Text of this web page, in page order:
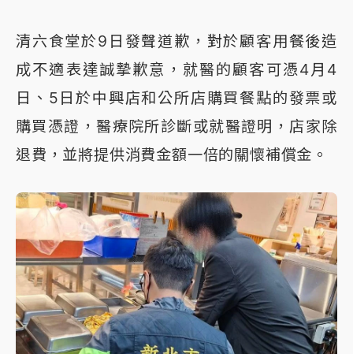
清六食堂於9日發聲道歉，對於顧客用餐後造
成不適表達誠摯歉意，就醫的顧客可憑4月4
日、5日於中興店和公所店購買餐點的發票或
購買憑證，醫療院所診斷或就醫證明，店家除
退費，並將提供消費金額一倍的關懷補償金。